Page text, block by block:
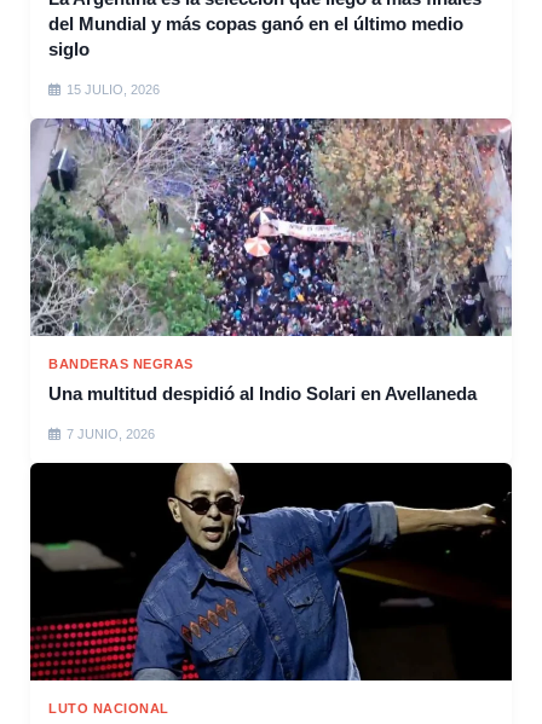
del Mundial y más copas ganó en el último medio
siglo
15 JULIO, 2026
BANDERAS NEGRAS
Una multitud despidió al Indio Solari en Avellaneda
7 JUNIO, 2026
LUTO NACIONAL